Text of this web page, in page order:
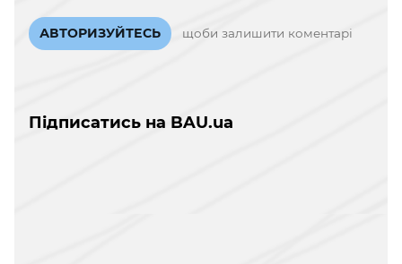
АВТОРИЗУЙТЕСЬ щоби залишити коментарі
Підписатись на BAU.ua